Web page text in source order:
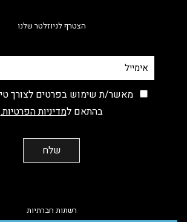
הצטרף לניוזלטר שלנו
מאשר/ת שימוש בפרטים לצורך
בהתאם למדיניות הפרטיות.
רשתות חברתיות